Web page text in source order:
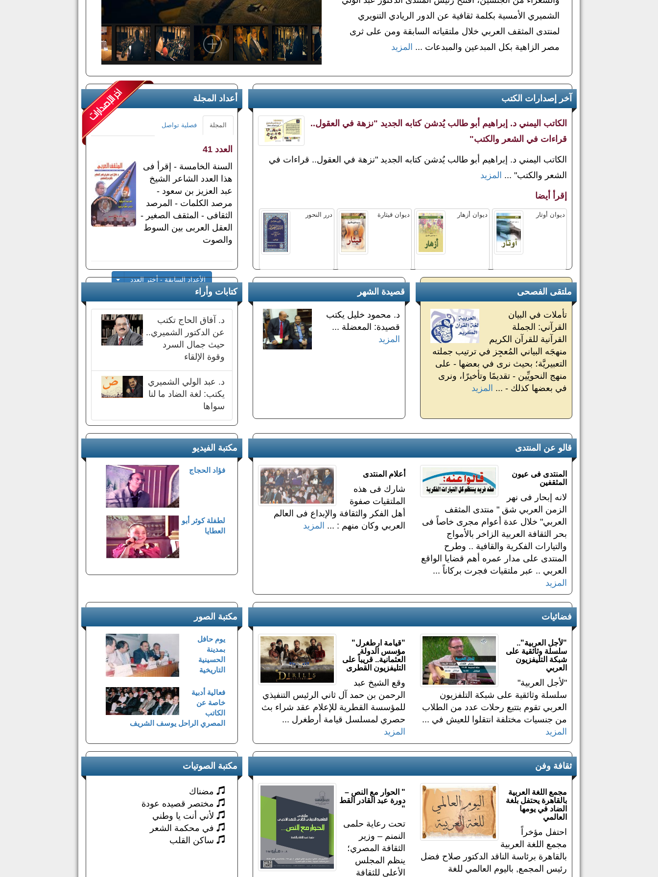
الشميري الأمسية بكلمة ثقافية عن الدور الريادي التنويري
لمنتدى المثقف العربي خلال ملتقياته السابقة ومن على ثرى
مصر الزاهية بكل المبدعين والمبدعات ... المزيد
آخر إصدارات الكتب
الكاتب اليمني د. إبراهيم أبو طالب يُدشن كتابه الجديد "نزهة في العقول..
قراءات في الشعر والكتب"
الكاتب اليمني د. إبراهيم أبو طالب يُدشن كتابه الجديد "نزهة في العقول.. قراءات في
الشعر والكتب" ... المزيد
إقرأ أيضا
ديوان أوتار ديوان أزهار ديوان قيثارة درر النحور
أعداد المجلة
المجلة فصلية تواصل
العدد 41
السنة الخامسة - إقرأ فى
هذا العدد الشاعر الشيخ
عبد العزيز بن سعود -
مرصد الكلمات - المرصد
الثقافى - المثقف الصغير -
العقل العربى بين السوط
والصوت
الأعداد السابقة - أختر العدد Toggle Dropdown
ملتقى الفصحى
تأملات في البيان
القرآني: الجملة
القرآنية للقرآن الكريم
منهجَه البياني المُعجِز في ترتيب جملته
التعبيريَّة؛ بحيث نرى في بعضها - على
منهج النحويِّين - تقديمًا وتأخيرًا، ونرى
في بعضها كذلك - ... المزيد
قصيدة الشهر
د. محمود خليل يكتب
قصيدة: المعضلة ...
المزيد
كتابات وأراء
د. آفاق الحاج تكتب
عن الدكتور الشميري..
حيث جمال السرد
وقوة الإلقاء
د. عبد الولي الشميري
يكتب: لغة الضاد ما لنا
سواها
قالو عن المنتدى
المنتدى فى عيون
المثقفين
لانه إبحار فى نهر
الزمن العربي شق " منتدى المثقف
العربي" خلال عدة أعوام مجرى خاصاً فى
بحر الثقافة العربية الزاخر بالأمواج
والتيارات الفكرية والقافية .. وطرح
المنتدى على مدار عمره أهم قضايا الواقع
العربي .. عبر ملتقيات فجرت بركاناً ...
المزيد
أعلام المنتدى
شارك فى هذه
الملتقيات صفوة
أهل الفكر والثقافة والإبداع فى العالم
العربي وكان منهم : ... المزيد
مكتبة الفيديو
فؤاد الحجاج
لطفلة كوثر أبو
العطايا
فضائيات
"لأجل العربية"..
سلسلة وثائقية على
شبكة التليفزيون
العربي
"لأجل العربية"
سلسلة وثائقية على شبكة التلفزيون
العربي تقوم بتتبع رحلات عدد من الطلاب
من جنسيات مختلفة انتقلوا للعيش في ...
المزيد
"قيامة ارطغرل"
مؤسس الدولة
العثمانية.. قريباً على
التليفزيون القطرى
وقع الشيخ عبد
الرحمن بن حمد آل ثاني الرئيس التنفيذي
للمؤسسة القطرية للإعلام عقد شراء بث
حصري لمسلسل قيامة أرطغرل ...
المزيد
مكتبة الصور
يوم حافل
بمدينة
الحسينية
التاريخية
فعالية أدبية
خاصة عن
الكاتب
المصري الراحل يوسف الشريف
ثقافة وفن
مجمع اللغة العربية
بالقاهرة يحتفل بلغة
الضاد في يومها
العالمي
احتفل مؤخراً
مجمع اللغة العربية
بالقاهرة برئاسة الناقد الدكتور صلاح فضل
رئيس المجمع, باليوم العالمي للغة
" الحوار مع النص –
دورة عبد القادر القط
"
تحت رعاية حلمى
النمنم – وزير
الثقافة المصري؛
ينظم المجلس
الأعلى للثقافة
مكتبة الصوتيات
مضناك
مختصر قصيده عودة
لأني أنت يا وطني
في محكمة الشعر
ساكن القلب